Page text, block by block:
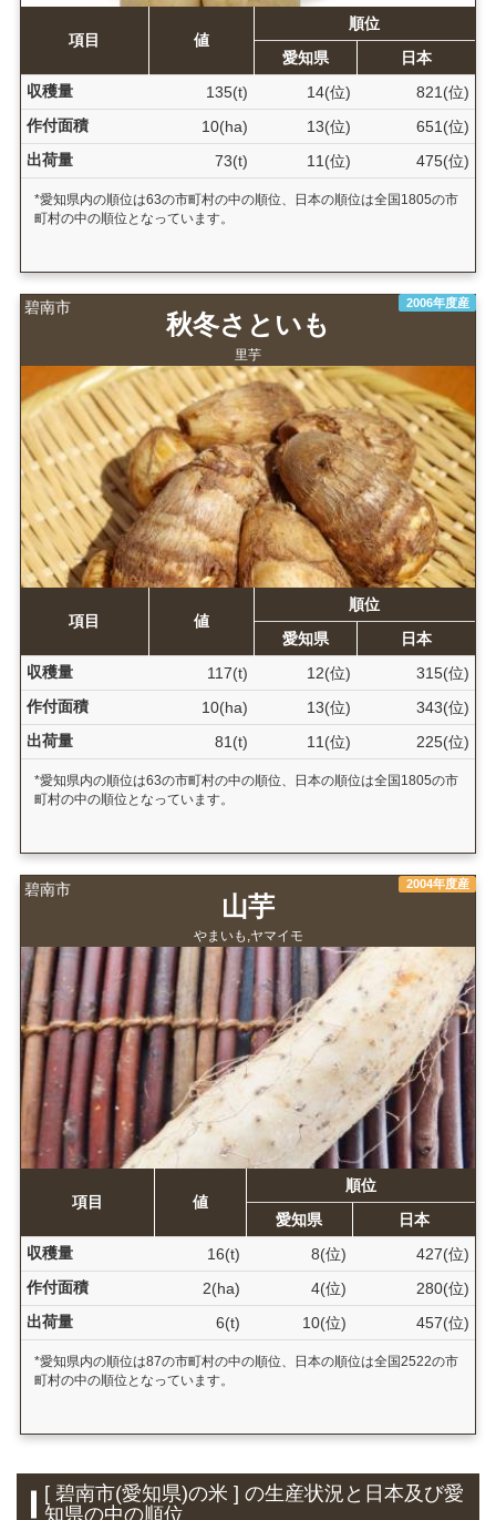
項目 値
順位
愛知県
日本
収穫量
135(t) 14(位)
821(位)
作付面積
10(ha) 13(位)
651(位)
出荷量
73(t) 11(位) 475(位)
*愛知県内の順位は63の市町村の中の順位、日本の順位は全国1805の市
町村の中の順位となっています。
碧南市 2006年度産
秋冬さといも
里芋
項目 値
順位
愛知県
日本
収穫量
117(t) 12(位)
315(位)
作付面積
10(ha) 13(位)
343(位)
出荷量
81(t) 11(位) 225(位)
*愛知県内の順位は63の市町村の中の順位、日本の順位は全国1805の市
町村の中の順位となっています。
碧南市 2004年度産
山芋
やまいも,ヤマイモ
項目 値
順位
愛知県
日本
収穫量
16(t) 8(位)
427(位)
作付面積
2(ha) 4(位)
280(位)
出荷量
6(t) 10(位) 457(位)
*愛知県内の順位は87の市町村の中の順位、日本の順位は全国2522の市
町村の中の順位となっています。
[ 碧南市(愛知県)の米 ] の生産状況と日本及び愛
知県の中の順位